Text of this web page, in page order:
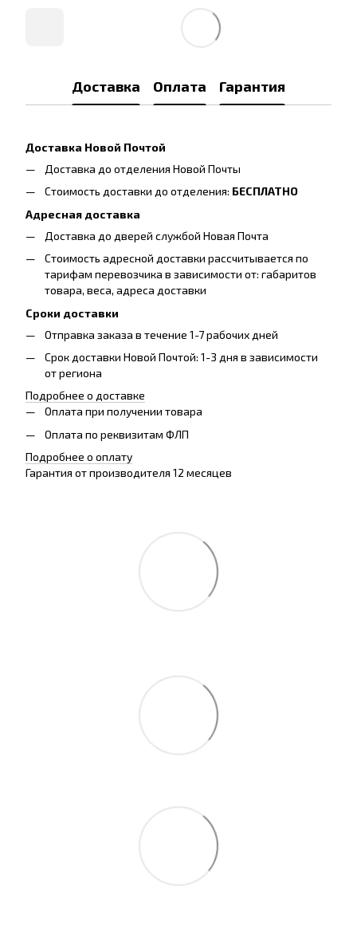
Доставка Оплата Гарантия
Доставка Новой Почтой
Доставка до отделения Новой Почты
Стоимость доставки до отделения: БЕСПЛАТНО
Адресная доставка
Доставка до дверей службой Новая Почта
Стоимость адресной доставки рассчитывается по
тарифам перевозчика в зависимости от: габаритов
товара, весa, адреса доставки
Сроки доставки
Отправка заказа в течение 1-7 рабочих дней
Срок доставки Новой Почтой: 1-3 дня в зависимости
от региона
Подробнее о доставке
Оплата при получении товара
Оплата по реквизитам ФЛП
Подробнее о оплату
Гарантия от производителя 12 месяцев